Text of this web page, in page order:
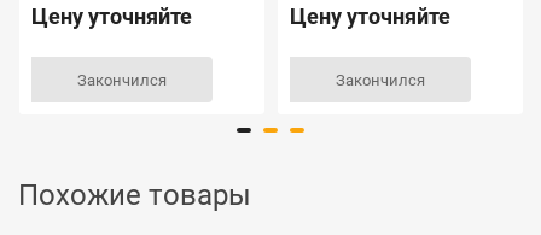
Цену уточняйте
Закончился
Цену уточняйте
Закончился
Похожие товары